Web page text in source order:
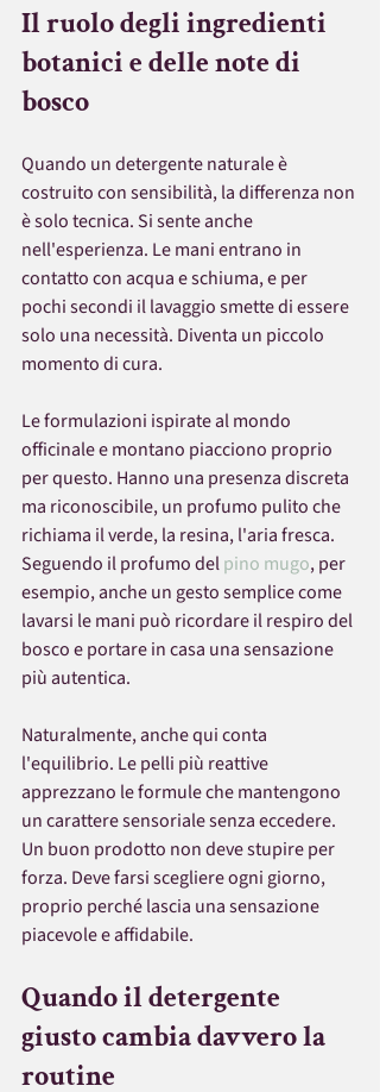
Il ruolo degli ingredienti
botanici e delle note di
bosco
Quando un detergente naturale è
costruito con sensibilità, la differenza non
è solo tecnica. Si sente anche
nell'esperienza. Le mani entrano in
contatto con acqua e schiuma, e per
pochi secondi il lavaggio smette di essere
solo una necessità. Diventa un piccolo
momento di cura.
Le formulazioni ispirate al mondo
officinale e montano piacciono proprio
per questo. Hanno una presenza discreta
ma riconoscibile, un profumo pulito che
richiama il verde, la resina, l'aria fresca.
Seguendo il profumo del pino mugo, per
esempio, anche un gesto semplice come
lavarsi le mani può ricordare il respiro del
bosco e portare in casa una sensazione
più autentica.
Naturalmente, anche qui conta
l'equilibrio. Le pelli più reattive
apprezzano le formule che mantengono
un carattere sensoriale senza eccedere.
Un buon prodotto non deve stupire per
forza. Deve farsi scegliere ogni giorno,
proprio perché lascia una sensazione
piacevole e affidabile.
Quando il detergente
giusto cambia davvero la
routine